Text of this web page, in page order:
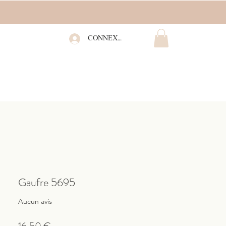
CONNEXION
Gaufre 5695
Aucun avis